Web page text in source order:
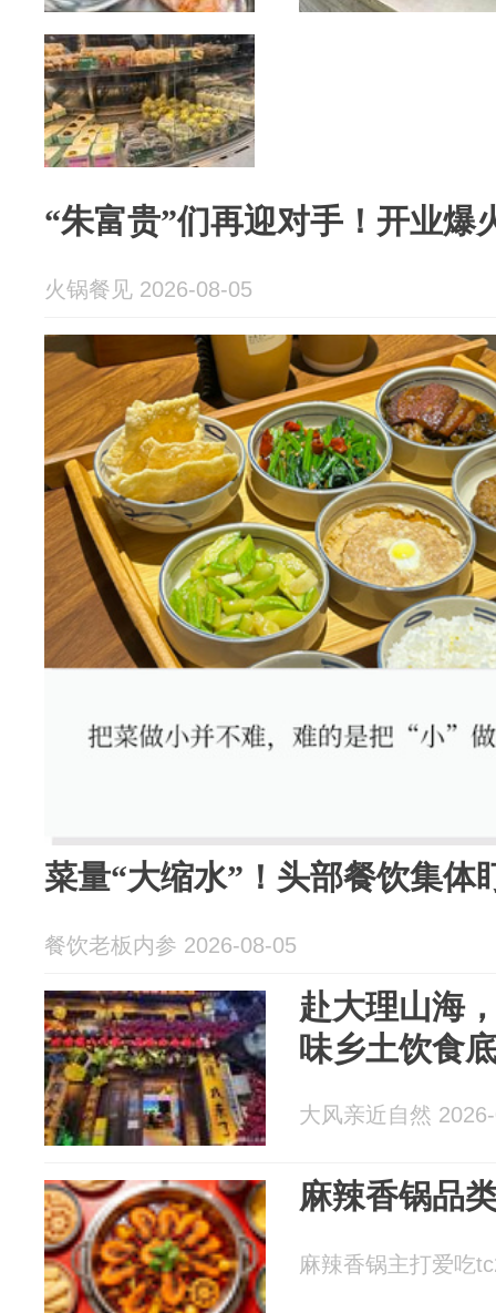
“朱富贵”们再迎对手！开业爆
火锅餐见 2026-08-05
菜量“大缩水”！头部餐饮集体
餐饮老板内参 2026-08-05
赴大理山海
味乡土饮食
大风亲近自然
麻辣香锅品
麻辣香锅主打爱吃